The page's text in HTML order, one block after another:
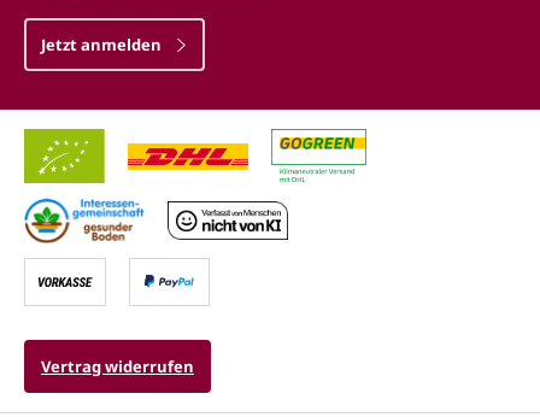
Jetzt anmelden
Vertrag widerrufen